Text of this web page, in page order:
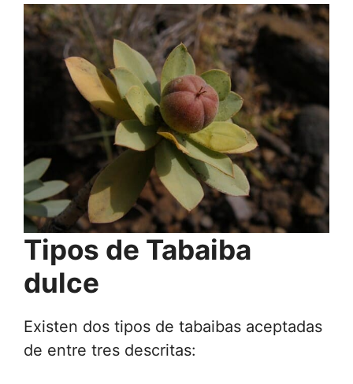
Tipos de Tabaiba
dulce
Existen dos tipos de tabaibas aceptadas
de entre tres descritas: